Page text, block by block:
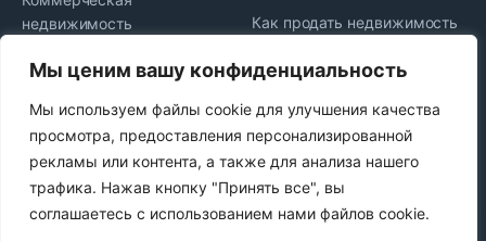
Мы ценим вашу конфиденциальность
Мы используем файлы cookie для улучшения качества
просмотра, предоставления персонализированной
рекламы или контента, а также для анализа нашего
трафика. Нажав кнопку "Принять все", вы
соглашаетесь с использованием нами файлов cookie.
недвижимость
сопровождение
Сдача в аренду
Продажа недвижимости
Najem okazjonalny
Как продать недвижимость
Новости рынка
Политика
конфиденциальности